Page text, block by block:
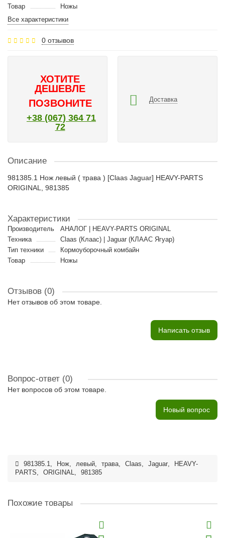
Товар
Ножы
Все характеристики
0 отзывов
ХОТИТЕ
ДЕШЕВЛЕ
ПОЗВОНИТЕ
+38 (067) 364 71
72
Доставка
Описание
981385.1 Нож левый ( трава ) [Claas Jaguar] HEAVY-PARTS
ORIGINAL, 981385
Характеристики
Производитель
АНАЛОГ | HEAVY-PARTS ORIGINAL
Техника
Claas (Клаас) | Jaguar (КЛААС Ягуар)
Тип техники
Кормоуборочный комбайн
Товар
Ножы
Отзывов (0)
Нет отзывов об этом товаре.
Написать отзыв
Вопрос-ответ (0)
Нет вопросов об этом товаре.
Новый вопрос
981385.1, Нож, левый, трава, Claas, Jaguar,
HEAVY-
PARTS, ORIGINAL, 981385
Похожие товары